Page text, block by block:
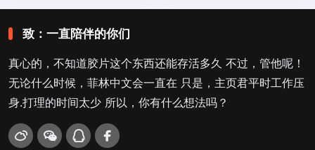
致：一直陪伴的你们
真心的，不知道胶片这个东西还能存活多久 不过，管他呢！
无论什么时候，菲林中文会一直在 只是，主页君平时工作压
身.打理的时间太少 所以，你有什么想法吗？